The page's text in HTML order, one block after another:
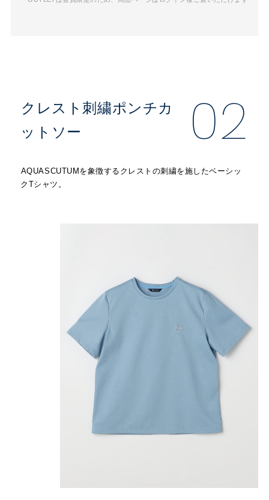
クレスト刺繍ポンチカ
ットソー
02
AQUASCUTUMを象徴するクレストの刺繍を施したベーシッ
クTシャツ。